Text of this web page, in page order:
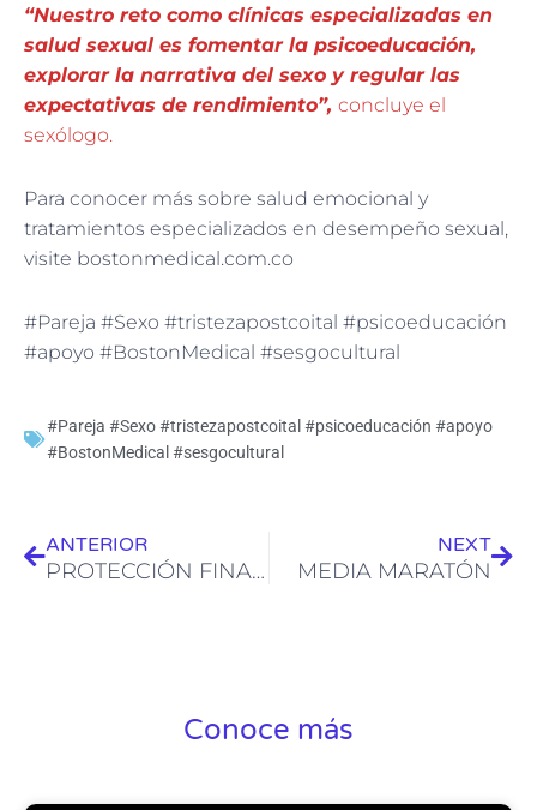
“Nuestro reto como clínicas especializadas en
salud sexual es fomentar la psicoeducación,
explorar la narrativa del sexo y regular las
expectativas de rendimiento”, concluye el
sexólogo.
Para conocer más sobre salud emocional y
tratamientos especializados en desempeño sexual,
visite bostonmedical.com.co
#Pareja #Sexo #tristezapostcoital #psicoeducación
#apoyo #BostonMedical #sesgocultural
#Pareja #Sexo #tristezapostcoital #psicoeducación #apoyo
#BostonMedical #sesgocultural
ANTERIOR
PROTECCIÓN FINANCIERA
NEXT
MEDIA MARATÓN
Conoce más